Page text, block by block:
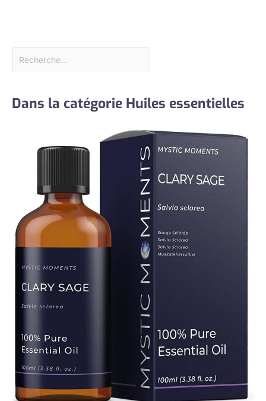
Dans la catégorie Huiles essentielles